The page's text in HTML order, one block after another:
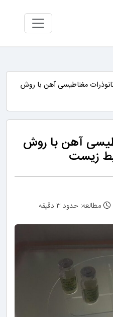
مغناطیسی آهن با روش
آهن با روش
زیست
مطالعه: حدود ۳ دقیقه